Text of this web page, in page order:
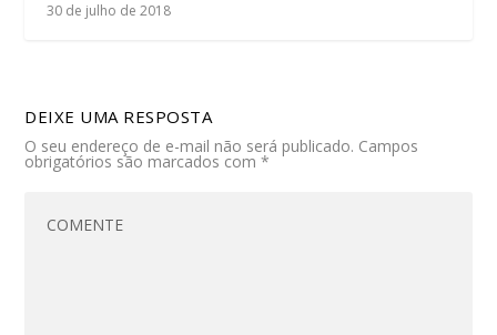
30 de julho de 2018
DEIXE UMA RESPOSTA
O seu endereço de e-mail não será publicado. Campos
obrigatórios são marcados com*